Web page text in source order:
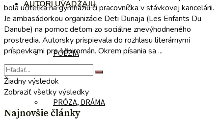
AUTORI UVÁDZAJÚ
POÉZIA
PRÓZA, DRÁMA
bola učiteľka na gymnáziu či pracovníčka v stávkovej kancelárii.
Je ambasádorkou organizácie Deti Dunaja (Les Enfants Du
Danube) na pomoc deťom zo sociálne znevýhodneného
prostredia. Autorsky prispievala do rozhlasu literárnymi
príspevkami pre Miniromán. Okrem písania sa ...
Žiadny výsledok
Zobraziť všetky výsledky
Najnovšie články